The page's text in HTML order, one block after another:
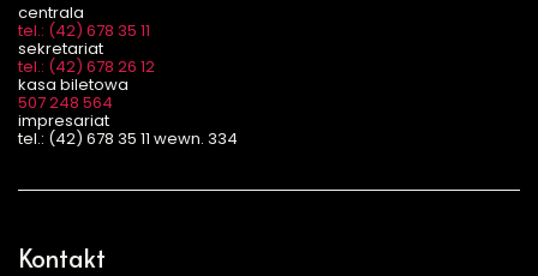
centrala
tel.: (42) 678 35 11
sekretariat
tel.: (42) 678 26 12
kasa biletowa
507 248 564
impresariat
tel.: (42) 678 35 11 wewn. 334
Kontakt